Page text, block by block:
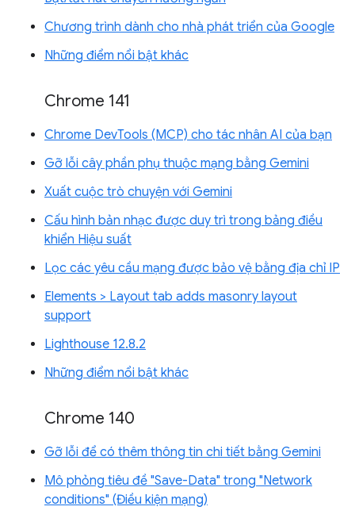
Chương trình dành cho nhà phát triển của Google
Những điểm nổi bật khác
Chrome 141
Chrome DevTools (MCP) cho tác nhân AI của bạn
Gỡ lỗi cây phần phụ thuộc mạng bằng Gemini
Xuất cuộc trò chuyện với Gemini
Cấu hình bản nhạc được duy trì trong bảng điều
khiển Hiệu suất
Lọc các yêu cầu mạng được bảo vệ bằng địa chỉ IP
Elements > Layout tab adds masonry layout
support
Lighthouse 12.8.2
Những điểm nổi bật khác
Chrome 140
Gỡ lỗi để có thêm thông tin chi tiết bằng Gemini
Mô phỏng tiêu đề "Save-Data" trong "Network
conditions" (Điều kiện mạng)